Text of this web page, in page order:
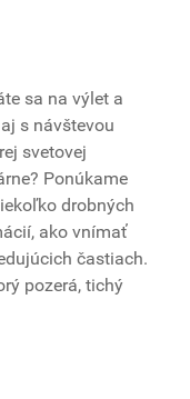
sa na výlet a
s návštevou
svetovej
Ponúkame
drobných
ako vnímať
častiach.
pozerá, tichý